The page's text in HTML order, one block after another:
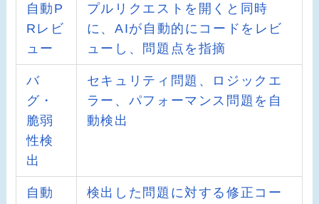
自動P
Rレビ
ュー
プルリクエストを開くと同時
に、AIが自動的にコードをレビ
ューし、問題点を指摘
バ
グ・
脆弱
性検
出
セキュリティ問題、ロジックエ
ラー、パフォーマンス問題を自
動検出
自動
検出した問題に対する修正コー